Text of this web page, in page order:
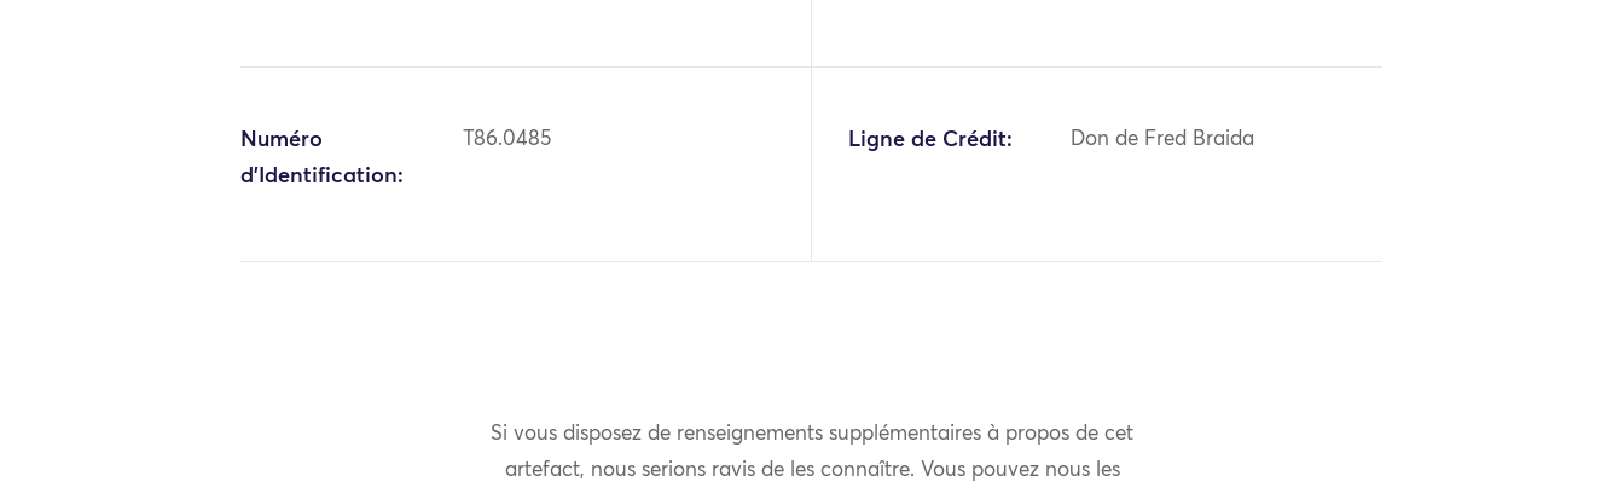
Numéro
d'Identification:
T86.0485 Ligne de Crédit: Don de Fred Braida
Si vous disposez de renseignements supplémentaires à propos de cet
artefact, nous serions ravis de les connaître. Vous pouvez nous les